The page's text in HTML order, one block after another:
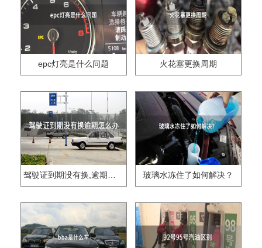
epc灯亮是什么问题 火花塞更换周期
驾驶证到期没有换,逾期怎么办?? 玻璃水冻住了如何解决？